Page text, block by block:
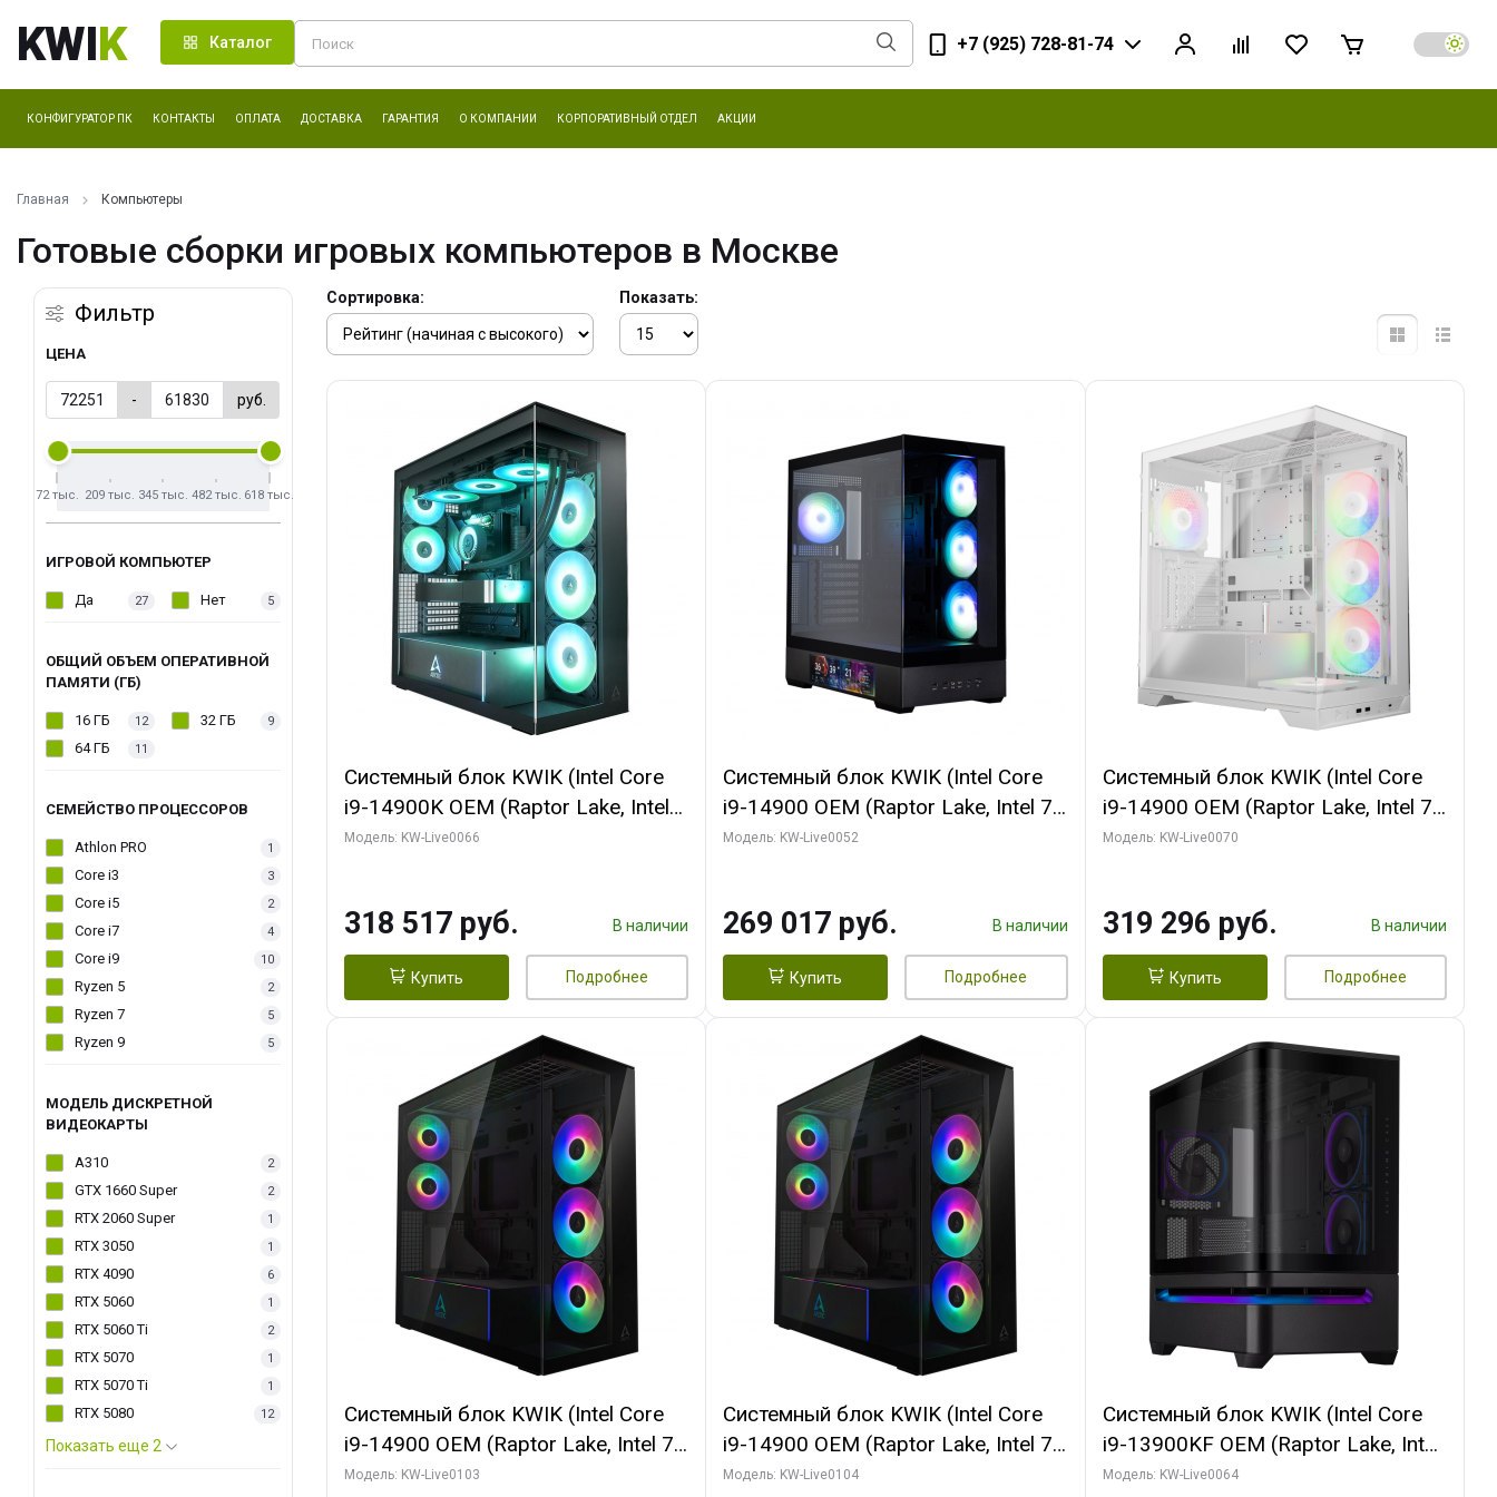
KWIK Каталог +7 (925) 728-81-74
КОНФИГУРАТОР ПК КОНТАКТЫ ОПЛАТА ДОСТАВКА ГАРАНТИЯ О КОМПАНИИ КОРПОРАТИВНЫЙ ОТДЕЛ АКЦИИ
Главная Компьютеры
Готовые сборки игровых компьютеров в Москве
Фильтр
ЦЕНА
- руб.
72 тыс. 209 тыс. 345 тыс. 482 тыс. 618 тыс.
ИГРОВОЙ КОМПЬЮТЕР
Да 27 Нет 5
ОБЩИЙ ОБЪЕМ ОПЕРАТИВНОЙ
ПАМЯТИ (ГБ)
16 ГБ 12 32 ГБ 9
64 ГБ 11
СЕМЕЙСТВО ПРОЦЕССОРОВ
Athlon PRO 1
Core i3 3
Core i5 2
Core i7 4
Core i9 10
Ryzen 5 2
Ryzen 7 5
Ryzen 9 5
МОДЕЛЬ ДИСКРЕТНОЙ
ВИДЕОКАРТЫ
A310 2
GTX 1660 Super 2
RTX 2060 Super 1
RTX 3050 1
RTX 4090 6
RTX 5060 1
RTX 5060 Ti 2
RTX 5070 1
RTX 5070 Ti 1
RTX 5080 12
Показать еще 2
Сортировка: Показать:
Системный блок KWIK (Intel Core
i9-14900K OEM (Raptor Lake, Intel
7, C24 16EC/8PC/ 64 ГБ ОЗУ (2
GDDR7 256bit/ 1 ТБ SSD)
Модель: KW-Live0066
318 517 руб. В наличии
Купить Подробнее
Системный блок KWIK (Intel Core
i9-14900 OEM (Raptor Lake, Intel 7,
C24 16EC/8PC// 64 ГБ ОЗУ (2
256bit 3xDP HD/ 512 ГБ SSD)
Модель: KW-Live0052
269 017 руб. В наличии
Купить Подробнее
Системный блок KWIK (Intel Core
i9-14900 OEM (Raptor Lake, Intel 7,
C24 16EC/8PC// 64 ГБ ОЗУ (2
GDDR7 256bit/ 960 ГБ SSD)
Модель: KW-Live0070
319 296 руб. В наличии
Купить Подробнее
Системный блок KWIK (Intel Core
i9-14900 OEM (Raptor Lake, Intel 7,
C24 16EC/8PC// 64 ГБ ОЗУ (2
Модель: KW-Live0103
Системный блок KWIK (Intel Core
i9-14900 OEM (Raptor Lake, Intel 7,
C24 16EC/8PC// 64 ГБ ОЗУ (2
Модель: KW-Live0104
Системный блок KWIK (Intel Core
i9-13900KF OEM (Raptor Lake, Intel
7, C24 16EC/8P/ 64 ГБ ОЗУ (2
Модель: KW-Live0064